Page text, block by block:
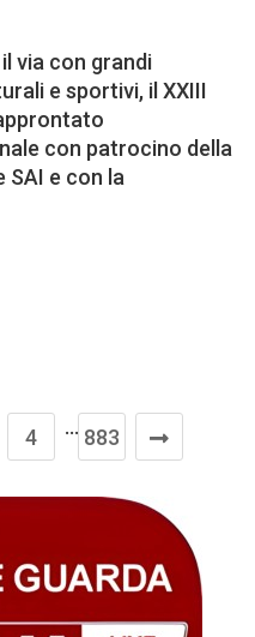
via con grandi
e sportivi, il XXIII
con patrocino della
SAI e con la
4 … 883